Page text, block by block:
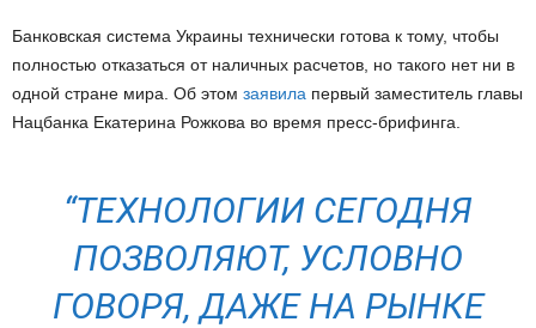
Банковская система Украины технически готова к тому, чтобы
полностью отказаться от наличных расчетов, но такого нет ни в
одной стране мира. Об этом заявила первый заместитель главы
Нацбанка Екатерина Рожкова во время пресс-брифинга.
“ТЕХНОЛОГИИ СЕГОДНЯ
ПОЗВОЛЯЮТ, УСЛОВНО
ГОВОРЯ, ДАЖЕ НА РЫНКЕ